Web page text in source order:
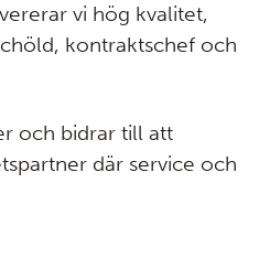
vi hög kvalitet,
kontraktschef och
och bidrar till att
där service och